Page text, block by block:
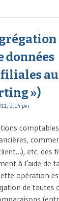
données
au
»)
2:14 pm
etc. des
à l’aide de
opération
de toutes